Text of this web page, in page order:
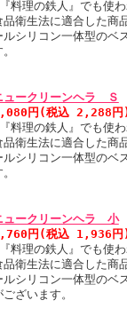
料理の鉄人』でも使
品衛生法に適合した商
ルシリコン一体型のベ
ュークリーンヘラ Ｓ
円(税込 2,288円
料理の鉄人』でも使
品衛生法に適合した商
ルシリコン一体型のベ
ュークリーンヘラ 小
円(税込 1,936円
料理の鉄人』でも使
品衛生法に適合した商
ルシリコン一体型のベ
ございます。